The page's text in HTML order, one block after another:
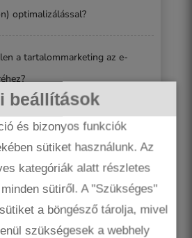
beállítások
és bizonyos funkciók
sütiket használunk. Az
kategóriák alatt részletes
sütiről. A "Szükséges"
a böngésző tárolja, mivel
szükségesek a webhely
optimalizálással?
a tartalommarketing az e-